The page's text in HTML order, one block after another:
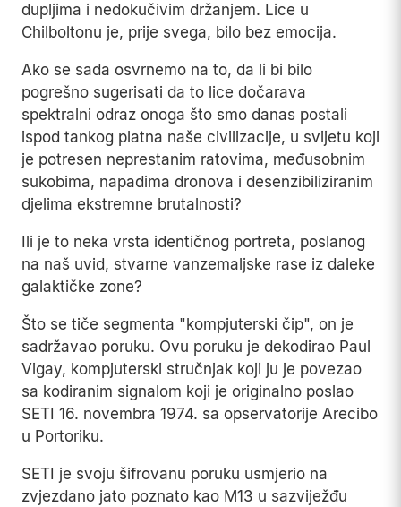
dupljima i nedokučivim držanjem. Lice u
Chilboltonu je, prije svega, bilo bez emocija.
Ako se sada osvrnemo na to, da li bi bilo
pogrešno sugerisati da to lice dočarava
spektralni odraz onoga što smo danas postali
ispod tankog platna naše civilizacije, u svijetu koji
je potresen neprestanim ratovima, međusobnim
sukobima, napadima dronova i desenzibiliziranim
djelima ekstremne brutalnosti?
Ili je to neka vrsta identičnog portreta, poslanog
na naš uvid, stvarne vanzemaljske rase iz daleke
galaktičke zone?
Što se tiče segmenta "kompjuterski čip", on je
sadržavao poruku. Ovu poruku je dekodirao Paul
Vigay, kompjuterski stručnjak koji ju je povezao
sa kodiranim signalom koji je originalno poslao
SETI 16. novembra 1974. sa opservatorije Arecibo
u Portoriku.
SETI je svoju šifrovanu poruku usmjerio na
zvjezdano jato poznato kao M13 u sazviježđu